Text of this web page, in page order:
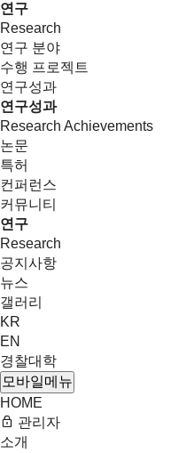
연구
Research
연구 분야
수행 프로젝트
연구성과
연구성과
Research Achievements
논문
특허
컨퍼런스
커뮤니티
연구
Research
공지사항
뉴스
갤러리
KR
EN
경찰대학
모바일메뉴
HOME
관리자
소개